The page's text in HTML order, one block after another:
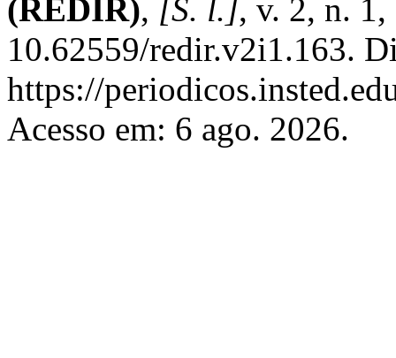
(REDIR), [S. l.], v. 2, n.
10.62559/redir.v2i1.163.
https://
Acesso em: 6 ago. 2026.